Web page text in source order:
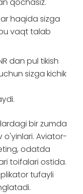
haqida sizga
vaqt talab
dan pul tikish
sizga kichik
bir zumda
Aviator-
odatda
toifalari ostida.
tufayli